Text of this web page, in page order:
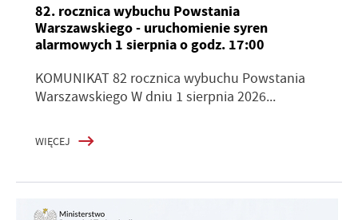
82. rocznica wybuchu Powstania
Warszawskiego - uruchomienie syren
alarmowych 1 sierpnia o godz. 17:00
KOMUNIKAT 82 rocznica wybuchu Powstania
Warszawskiego W dniu 1 sierpnia 2026...
WIĘCEJ